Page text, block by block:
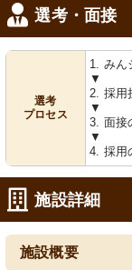
選考・面接
選考
プロセス
1. みん
▼
2. 採用
▼
3. 面接
▼
4. 採用
施設詳細
施設概要